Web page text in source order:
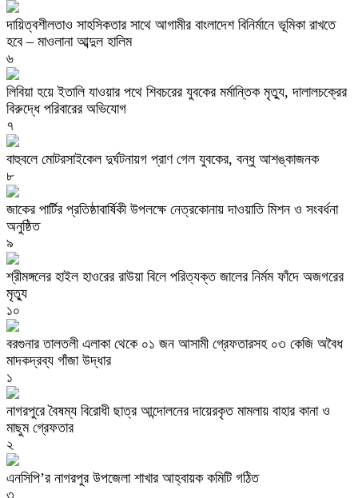
দায়িত্বশীলতাও সাহসিকতার সাথে আগামীর বাংলাদেশ বিনির্মানে ভূমিকা রাখতে
হবে – মাওলানা আব্দুল হালিম
৬
লিবিয়া হয়ে ইতালি যাওয়ার পথে শিবচরের যুবকের মর্মান্তিক মৃত্যু, দালালচক্রের
বিরুদ্ধে পরিবারের অভিযোগ
৭
বাহুবলে মোটরসাইকেল দুর্ঘটনায়গ প্রাণ গেল যুবকের, বন্ধু আশঙ্কাজনক
৮
জাকের পার্টির প্রতিষ্ঠাবার্ষিকী উপলক্ষে নেত্রকোনায় দাওয়াতি মিশন ও সংবর্ধনা
অনুষ্ঠিত
৯
শ্রীমঙ্গলের হাইল হাওরের রাউয়া বিলে পরিত্যক্ত জালের নির্মম ফাঁদে অজগরের
মৃত্যু
১০
বরগুনার তালতলী এলাকা থেকে ০১ জন আসামী গ্রেফতারসহ ০৩ কেজি অবৈধ
মাদকদ্রব্য গাঁজা উদ্ধার
১
নাগরপুরে বৈষম্য বিরোধী ছাত্র আন্দোলনের দায়েরকৃত মামলায় বাহার কানা ও
মাছুম গ্রেফতার
২
এনসিপি’র নাগরপুর উপজেলা শাখার আহ্বায়ক কমিটি গঠিত
৩